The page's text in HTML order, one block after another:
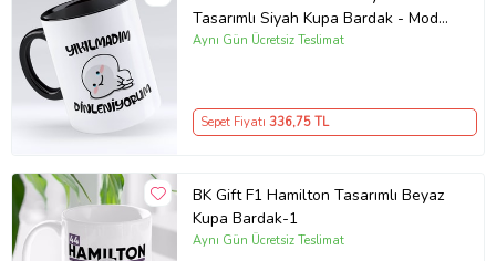
Tasarımlı Siyah Kupa Bardak - Model
1
Aynı Gün Ücretsiz Teslimat
Sepet Fiyatı 336,75 TL
BK Gift F1 Hamilton Tasarımlı Beyaz
Kupa Bardak-1
Aynı Gün Ücretsiz Teslimat